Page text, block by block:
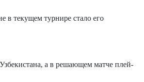
в текущем турнире стало его
а в решающем матче плей-